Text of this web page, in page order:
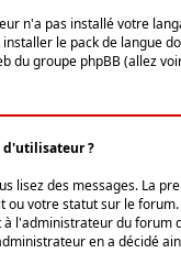
n'a pas installé votre
le pack de langue
groupe phpBB (allez
d'utilisateur ?
lisez des messages. La
votre statut sur le
l'administrateur du
en a décidé